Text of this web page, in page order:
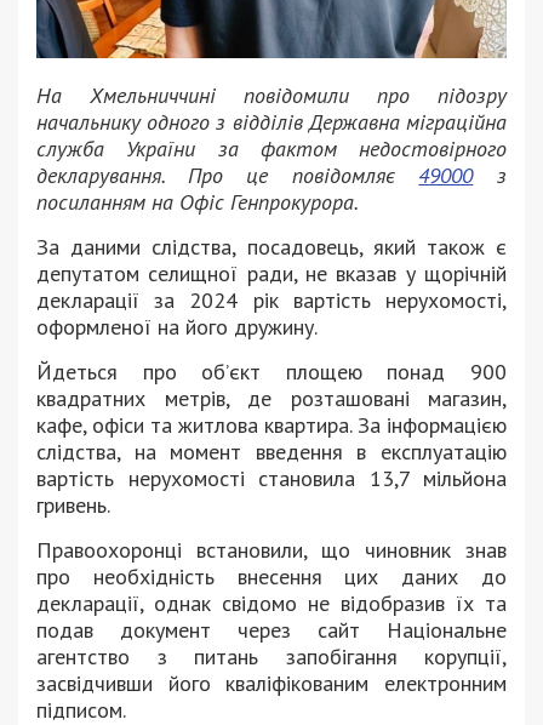
На Хмельниччині повідомили про підозру
начальнику одного з відділівДержавна міграційна
служба України за фактом недостовірного
декларування. Про це повідомляє49000з
посиланням на Офіс Генпрокурора.
За даними слідства, посадовець, який також є
депутатом селищної ради, не вказав у щорічній
декларації за 2024 рік вартість нерухомості,
оформленої на його дружину.
Йдеться про об’єкт площею понад 900
квадратних метрів, де розташовані магазин,
кафе, офіси та житлова квартира. За інформацією
слідства, на момент введення в експлуатацію
вартість нерухомості становила 13,7 мільйона
гривень.
Правоохоронці встановили, що чиновник знав
про необхідність внесення цих даних до
декларації, однак свідомо не відобразив їх та
подав документ через сайт Національне
агентство з питань запобігання корупції,
засвідчивши його кваліфікованим електронним
підписом.